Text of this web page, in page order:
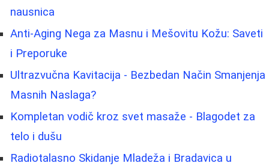
nausnica
Anti-Aging Nega za Masnu i Mešovitu Kožu: Saveti
i Preporuke
Ultrazvučna Kavitacija - Bezbedan Način Smanjenja
Masnih Naslaga?
Kompletan vodič kroz svet masaže - Blagodet za
telo i dušu
Radiotalasno Skidanje Mladeža i Bradavica u